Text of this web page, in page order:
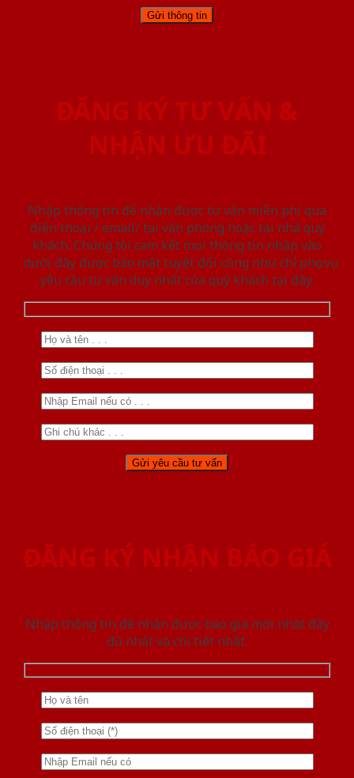
ĐĂNG KÝ TƯ VẤN &
NHẬN ƯU ĐÃI
Nhập thông tin để nhận được tư vấn miễn phí qua
điện thoại / email/ tại văn phòng hoặc tại nhà quý
khách. Chúng tôi cam kết mọi thông tin nhập vào
dưới đây được bảo mật tuyệt đối cũng như chỉ phục vụ
yêu cầu tư vấn duy nhất của quý khách tại đây.
ĐĂNG KÝ NHẬN BÁO GIÁ
Nhập thông tin để nhận được báo giá mới nhât đầy
đủ nhất và chi tiết nhất.